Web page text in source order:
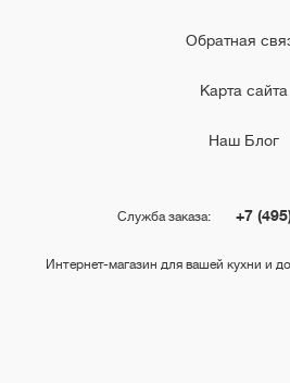
Обратная
Карта сайта
Наш Блог
Служба заказа: +7
Интернет-магазин для вашей кухни и